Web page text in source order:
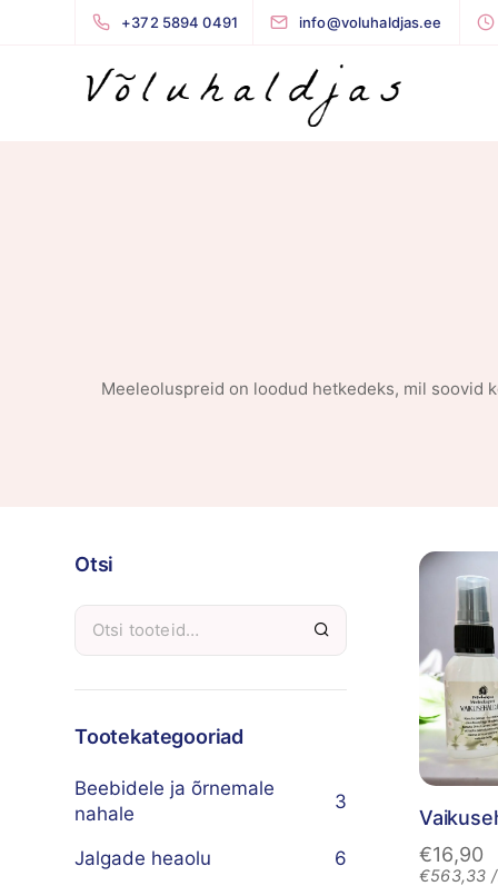
+372 5894 0491 info@voluhaldjas.ee
Meeleoluspreid on loodud hetkedeks, mil soovid
€16,90
€563,33
Otsi
Tootekategooriad
Beebidele ja õrnemale
nahale
3
Jalgade heaolu 6